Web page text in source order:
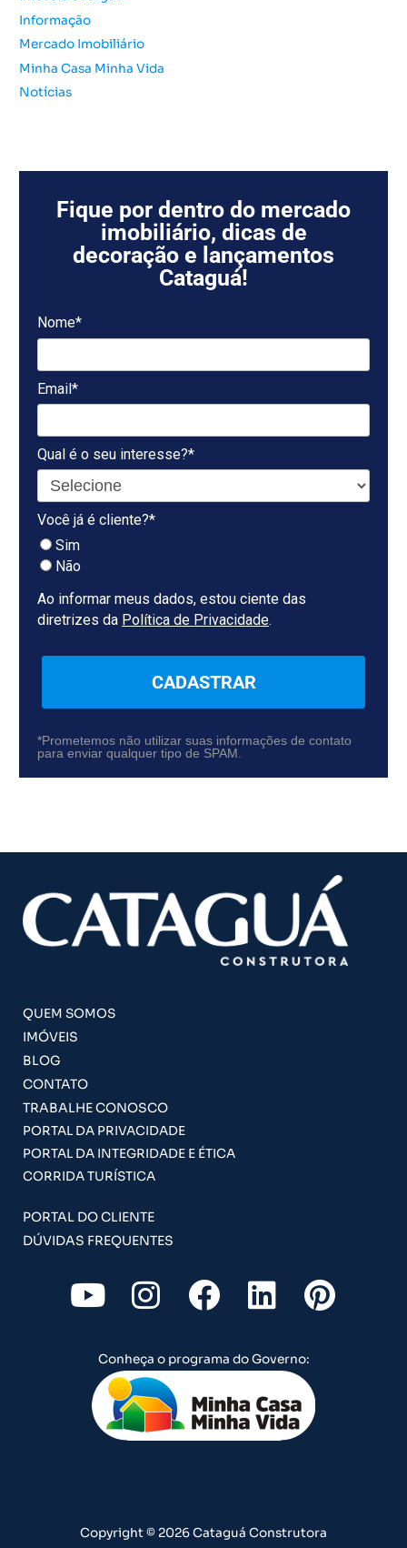
Informação
Mercado Imobiliário
Minha Casa Minha Vida
Notícias
Fique por dentro do mercado
imobiliário, dicas de
decoração e lançamentos
Cataguá!
Nome*
Email*
Qual é o seu interesse?*
Você já é cliente?*
Sim
Não
Ao informar meus dados, estou ciente das
diretrizes da Política de Privacidade.
CADASTRAR
*Prometemos não utilizar suas informações de contato
para enviar qualquer tipo de SPAM.
QUEM SOMOS
IMÓVEIS
BLOG
CONTATO
TRABALHE CONOSCO
PORTAL DA PRIVACIDADE
PORTAL DA INTEGRIDADE E ÉTICA
CORRIDA TURÍSTICA
PORTAL DO CLIENTE
DÚVIDAS FREQUENTES
Y
o
u
t
u
b
I
n
s
t
a
g
m
F
a
c
e
b
o
L
i
n
k
e
d
P
i
t
Conheça o programa do Governo:
Copyright © 2026 Cataguá Construtora